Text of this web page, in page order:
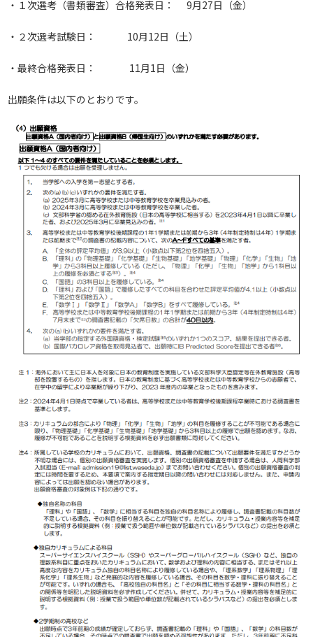
・１次選考（書類審査）合格発表日： 9月27日（金）
・２次選考試験日： 10月12日（土）
・最終合格発表日： 11月1日（金）
出願条件は以下のとおりです。